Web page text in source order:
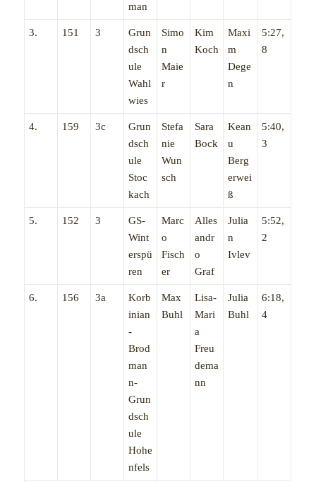
man
3. 151 3
Grun
dsch
ule
Wahl
wies
Simo
n
Maie
r
Kim
Koch
Maxi
m
Dege
n
5:27,
8
4. 159 3c
Grun
dsch
ule
Stoc
kach
Stefa
nie
Wun
sch
Sara
Bock
Kean
u
Berg
erwei
ß
5:40,
3
5. 152 3
GS-
Wint
erspü
ren
Marc
o
Fisch
er
Alles
andr
o
Graf
Julia
n
Ivlev
5:52,
2
6. 156 3a
Korb
inian
-
Brod
man
n-
Grun
dsch
ule
Hohe
nfels
Max
Buhl
Lisa-
Mari
a
Freu
dema
nn
Julia
Buhl
6:18,
4